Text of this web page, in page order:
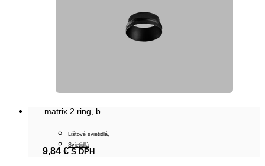
matrix 2 ring, b
Lištové svietidlá,
Svietidlá
9,84 € S DPH